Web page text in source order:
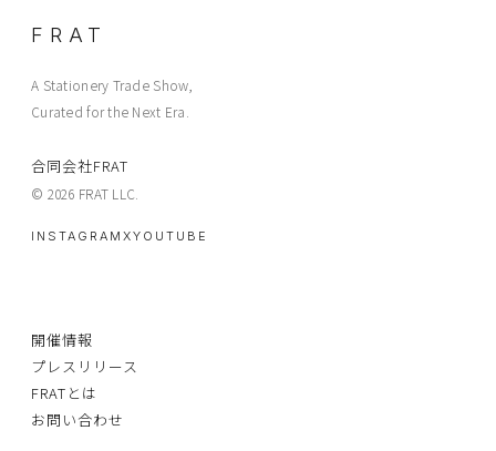
FRAT
A Stationery Trade Show,
Curated for the Next Era.
合同会社FRAT
© 2026 FRAT LLC.
INSTAGRAM XYOUTUBE
開催情報
プレスリリース
FRATとは
お問い合わせ